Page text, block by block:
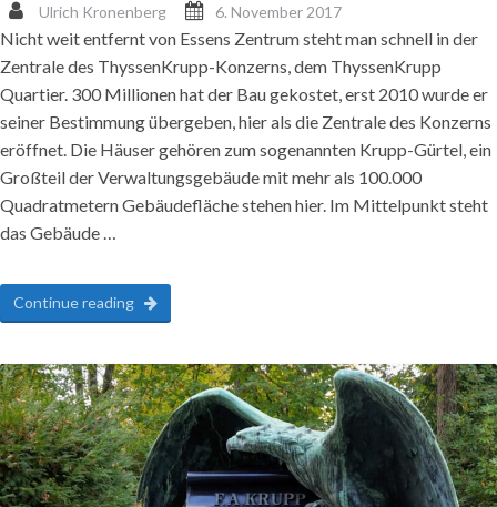
Ulrich Kronenberg 6. November 2017
Nicht weit entfernt von Essens Zentrum steht man schnell in der
Zentrale des ThyssenKrupp-Konzerns, dem ThyssenKrupp
Quartier. 300 Millionen hat der Bau gekostet, erst 2010 wurde er
seiner Bestimmung übergeben, hier als die Zentrale des Konzerns
eröffnet. Die Häuser gehören zum sogenannten Krupp-Gürtel, ein
Großteil der Verwaltungsgebäude mit mehr als 100.000
Quadratmetern Gebäudefläche stehen hier. Im Mittelpunkt steht
das Gebäude …
Continue reading